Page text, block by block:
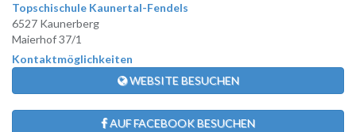
Topschischule Kaunertal-Fendels
6527 Kaunerberg
Maierhof 37/1
Kontaktmöglichkeiten
WEBSITE BESUCHEN
AUF FACEBOOK BESUCHEN